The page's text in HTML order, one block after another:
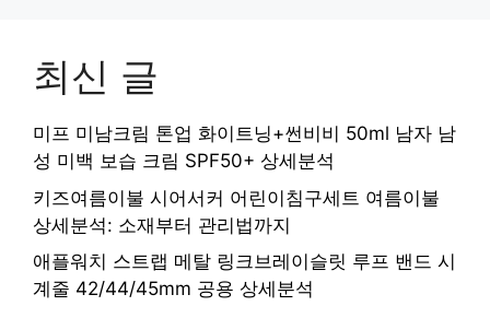
최신 글
미프 미남크림 톤업 화이트닝+썬비비 50ml 남자 남
성 미백 보습 크림 SPF50+ 상세분석
키즈여름이불 시어서커 어린이침구세트 여름이불
상세분석: 소재부터 관리법까지
애플워치 스트랩 메탈 링크브레이슬릿 루프 밴드 시
계줄 42/44/45mm 공용 상세분석